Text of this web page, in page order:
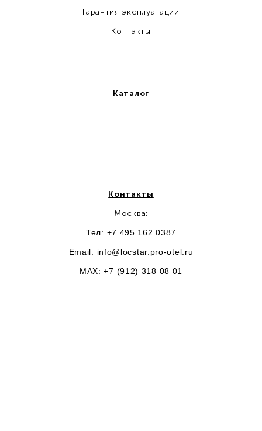
Гарантия эксплуатации
Контакты
Каталог
Контакты
Москва:
Тел: +7 495 162 0387
Email: info@locstar.pro-otel.ru
MAX: +7 (912) 318 08 01